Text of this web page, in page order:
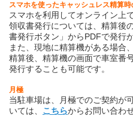
スマホを使ったキャッシュレス精算
スマホを利用してオンライン上
領収書発行については、精算後
書発行ボタン」からPDFで発行
また、現地に精算機がある場合
精算後、精算機の画面で車室番
発行することも可能です。
月極
当駐車場は、月極でのご契約が
いては、 こちらからお問い合わ